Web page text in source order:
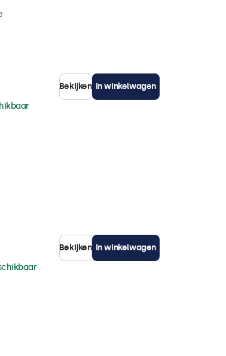
Bekijken In winkelwagen
Bekijken In winkelwagen